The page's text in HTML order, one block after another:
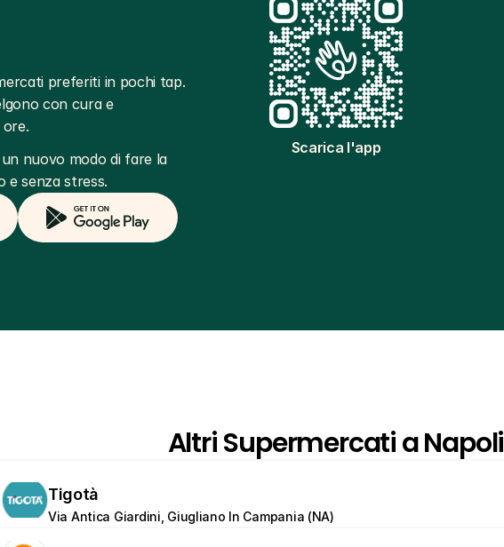
Scarica l'app
preferiti in pochi tap.
con cura e
un nuovo modo di fare la
e senza stress.
Altri Supermercati a Napoli
Tigotà
Via Antica Giardini, Giugliano In Campania (NA)